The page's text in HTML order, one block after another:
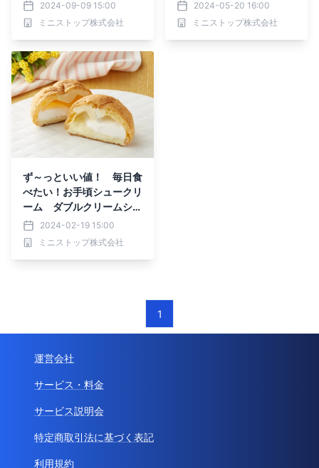
（火）新発売
2024-09-09 15:00
ミニストップ株式会社
2024-05-20 16:00
ミニストップ株式会社
ず～っといい値！ 毎日食
べたい！お手頃シュークリ
ーム ダブルクリームシュ
ー２月２０日（火）発売
2024-02-19 15:00
ミニストップ株式会社
1
運営会社
サービス・料金
サービス説明会
特定商取引法に基づく表記
利用規約